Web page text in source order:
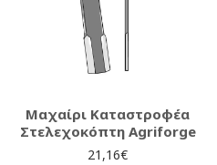
Μαχαίρι Καταστροφέα
Στελεχοκόπτη Agriforge
21,16€